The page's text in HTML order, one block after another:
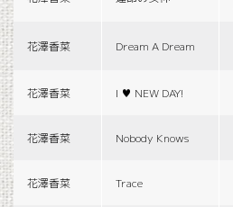
花澤香菜 Dream A Dream
花澤香菜 I ♥ NEW DAY!
花澤香菜 Nobody Knows
花澤香菜 Trace